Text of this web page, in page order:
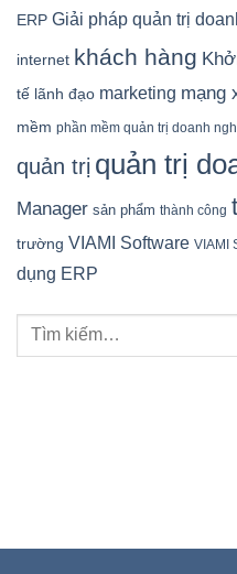
ERP Giải pháp quản trị
internet khách hàng
tế lãnh đạo marketing mạng
mềm phần mềm quản trị doanh
quản trị quản trị
Manager sản phẩm thành công
trường VIAMI Software VIAMI
dụng ERP